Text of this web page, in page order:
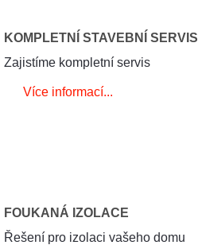
KOMPLETNÍ STAVEBNÍ SERVIS
Zajistíme kompletní servis
Více informací...
FOUKANÁ IZOLACE
Řešení pro izolaci vašeho domu